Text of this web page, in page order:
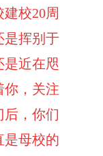
建校20周
是挥别于
是近在咫
你，关注
后，你们
是母校的